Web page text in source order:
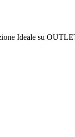
Ideale su